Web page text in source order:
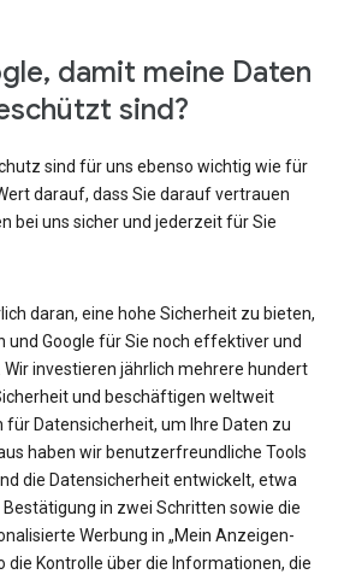
damit meine Daten
sind?
sind für uns ebenso wichtig wie für
darauf, dass Sie darauf vertrauen
bei uns sicher und jederzeit für Sie
daran, eine hohe Sicherheit zu bieten,
und Google für Sie noch effektiver und
investieren jährlich mehrere hundert
und beschäftigen weltweit
Datensicherheit, um Ihre Daten zu
haben wir benutzerfreundliche Tools
die Datensicherheit entwickelt, etwa
Bestätigung in zwei Schritten sowie die
Werbung in „Mein Anzeigen-
die Kontrolle über die Informationen, die